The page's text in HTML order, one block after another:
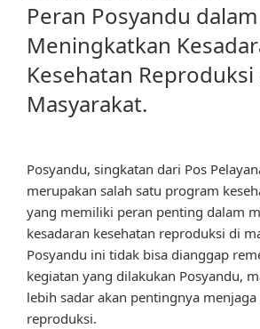
Peran Posyandu dalam
Meningkatkan
Kesehatan Reproduksi
Masyarakat.
Posyandu, singkatan dari Pos
merupakan salah satu program
yang memiliki peran penting dalam
kesadaran kesehatan reproduksi di
Posyandu ini tidak bisa dianggap
kegiatan yang dilakukan Posyandu,
lebih sadar akan pentingnya menjaga
reproduksi.